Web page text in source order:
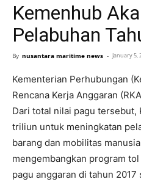
Kemenhub
Pelabuhan
By nusantara maritime news - January 5,
Kementerian Perhubungan
Rencana Kerja Anggaran
Dari total nilai pagu tersebut,
triliun untuk meningkatan
barang dan mobilitas
mengembangkan program
pagu anggaran di tahun 2017